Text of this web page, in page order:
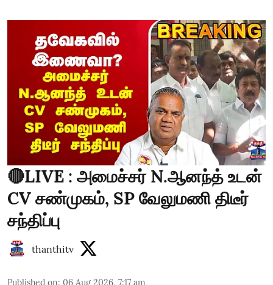
🔴LIVE : அமைச்சர் N.ஆனந்த் உடன்
CV சண்முகம், SP வேலுமணி திடீர்
சந்திப்பு
thanthitv
Published on: 06 Aug 2026, 7:17 am